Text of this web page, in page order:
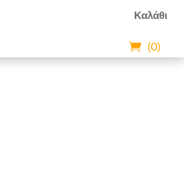
Καλάθι
(0)